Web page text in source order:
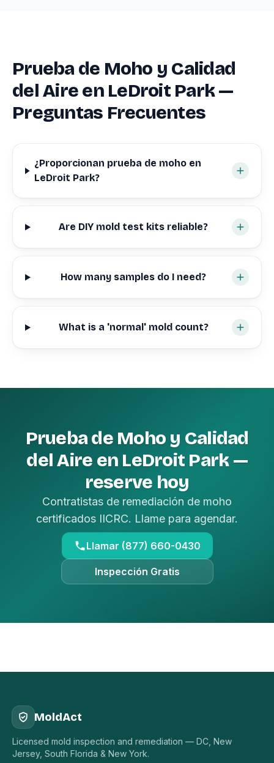
Prueba de Moho y Calidad
del Aire en LeDroit Park —
Preguntas Frecuentes
¿Proporcionan prueba de moho en
LeDroit Park?
Are DIY mold test kits reliable?
How many samples do I need?
What is a 'normal' mold count?
Prueba de Moho y Calidad
del Aire en LeDroit Park —
reserve hoy
Contratistas de remediación de moho
certificados IICRC. Llame para agendar.
Llamar (877) 660-0430
Inspección Gratis
MoldAct
Licensed mold inspection and remediation — DC, New
Jersey, South Florida & New York.